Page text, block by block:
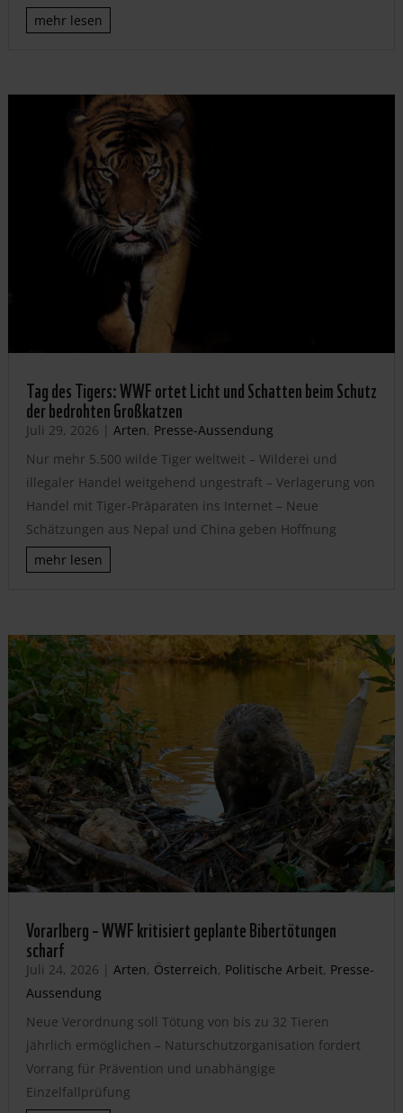
mehr lesen
Tag des Tigers: WWF ortet Licht und Schatten beim Schutz
der bedrohten Großkatzen
Juli 29, 2026 | Arten, Presse-Aussendung
Nur mehr 5.500 wilde Tiger weltweit – Wilderei und
illegaler Handel weitgehend ungestraft – Verlagerung von
Handel mit Tiger-Präparaten ins Internet – Neue
Schätzungen aus Nepal und China geben Hoffnung
mehr lesen
Vorarlberg – WWF kritisiert geplante Bibertötungen
scharf
Juli 24, 2026 | Arten, Österreich, Politische Arbeit, Presse-
Aussendung
Neue Verordnung soll Tötung von bis zu 32 Tieren
jährlich ermöglichen – Naturschutzorganisation fordert
Vorrang für Prävention und unabhängige
Einzelfallprüfung